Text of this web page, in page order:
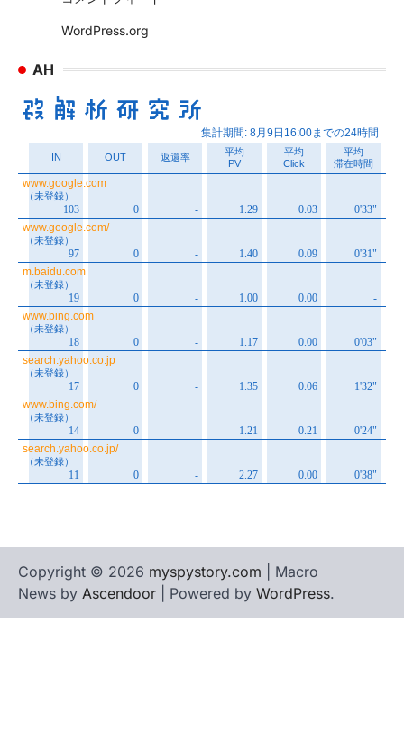
WordPress.org
AH
Copyright © 2026 myspystory.com | Macro
News by Ascendoor | Powered by WordPress.